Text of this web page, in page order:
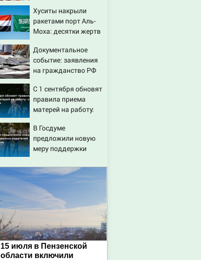
Хуситы накрыли
ракетами порт Аль-
Моха: десятки жертв
Документальное
событие: заявления
на гражданство РФ
тыс. жителей ПМР
С 1 сентября обновят
правила приема
матерей на работу:
В Госдуме
предложили новую
меру поддержки
школьников
15 июля в Пензенской
области включили